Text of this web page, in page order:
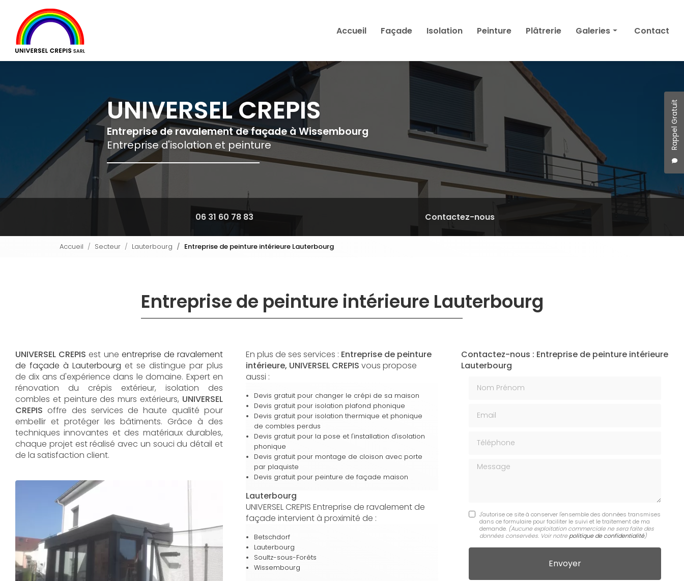
contenu
principal
Rappel Gratuit
Accueil Façade Isolation Peinture Plâtrerie Galeries Contact
UNIVERSEL CREPIS
Entreprise de ravalement de façade à Wissembourg
Entreprise d'isolation et peinture
06 31 60 78 83 Contactez-nous
Accueil Secteur Lauterbourg Entreprise de peinture intérieure Lauterbourg
Entreprise de peinture intérieure Lauterbourg
UNIVERSEL CREPIS est une entreprise de ravalement
de façade à Lauterbourg et se distingue par plus
de dix ans d'expérience dans le domaine. Expert en
rénovation du crépis extérieur, isolation des
combles et peinture des murs extérieurs, UNIVERSEL
CREPIS offre des services de haute qualité pour
embellir et protéger les bâtiments. Grâce à des
techniques innovantes et des matériaux durables,
chaque projet est réalisé avec un souci du détail et
de la satisfaction client.
En plus de ses services : Entreprise de peinture
intérieure, UNIVERSEL CREPIS vous propose
aussi :
Devis gratuit pour changer le crépi de sa maison
Devis gratuit pour isolation plafond phonique
Devis gratuit pour isolation thermique et phonique
de combles perdus
Devis gratuit pour la pose et l'installation d'isolation
phonique
Devis gratuit pour montage de cloison avec porte
par plaquiste
Devis gratuit pour peinture de façade maison
Lauterbourg
UNIVERSEL CREPIS Entreprise de ravalement de
façade intervient à proximité de :
Betschdorf
Lauterbourg
Soultz-sous-Forêts
Wissembourg
Contactez-nous : Entreprise de peinture intérieure
Lauterbourg
Message
J'autorise ce site à conserver l'ensemble des données transmises
dans ce formulaire pour faciliter le suivi et le traitement de ma
demande. (Aucune exploitation commerciale ne sera faite des
données conservées. Voir notre politique de confidentialité)